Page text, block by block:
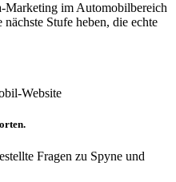
Marketing im Automobilbereich
Stufe heben, die echte
Website
Fragen zu Spyne und